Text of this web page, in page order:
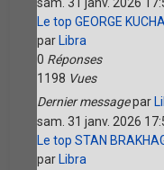
Le top GEORGE
par Libra
0 Réponses
1198 Vues
Dernier messagepar
sam. 31 janv. 2026
Le top STAN
par Libra